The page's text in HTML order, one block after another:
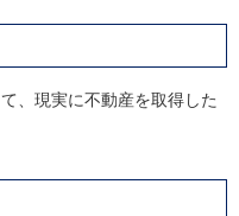
、現実に不動産を取得した